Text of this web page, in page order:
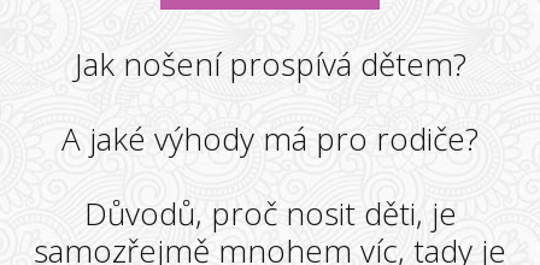
Jak nošení prospívá dětem?
A jaké výhody má pro rodiče?
Důvodů, proč nosit děti, je
samozřejmě mnohem víc, tady je